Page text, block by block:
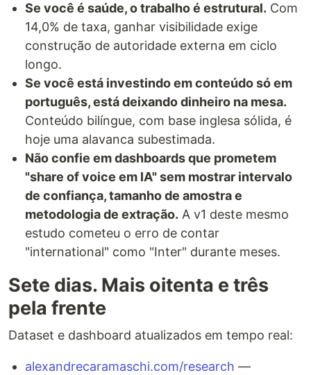
Se você é saúde, o trabalho é estrutural. Com
14,0% de taxa, ganhar visibilidade exige
construção de autoridade externa em ciclo
longo.
Se você está investindo em conteúdo só em
português, está deixando dinheiro na mesa.
Conteúdo bilíngue, com base inglesa sólida, é
hoje uma alavanca subestimada.
Não confie em dashboards que prometem
"share of voice em IA" sem mostrar intervalo
de confiança, tamanho de amostra e
metodologia de extração. A v1 deste mesmo
estudo cometeu o erro de contar
"international" como "Inter" durante meses.
Sete dias. Mais oitenta e três
pela frente
Dataset e dashboard atualizados em tempo real:
alexandrecaramaschi.com/research —